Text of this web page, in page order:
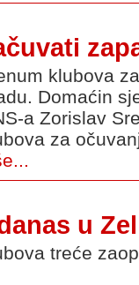
klubova
Domaćin
a Zorislav
za
u
treće